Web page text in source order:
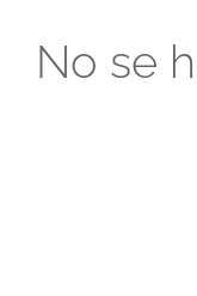
No se